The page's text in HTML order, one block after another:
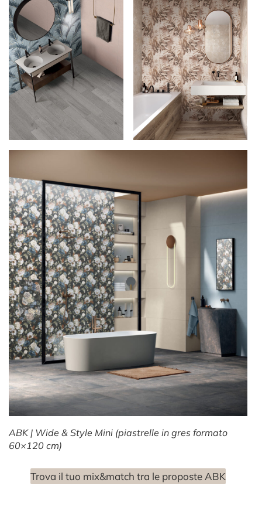
ABK | Wide & Style Mini (piastrelle in gres formato
60×120 cm)
Trova il tuo mix&match tra le proposte ABK